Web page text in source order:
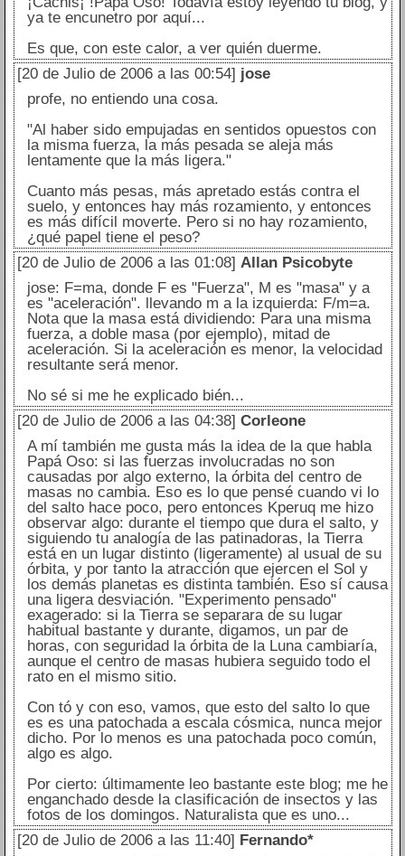
ya te encunetro por aquí...
Es que, con este calor, a ver quién duerme.
[20 de Julio de 2006 a las 00:54] jose
profe, no entiendo una cosa.
"Al haber sido empujadas en sentidos opuestos con
la misma fuerza, la más pesada se aleja más
lentamente que la más ligera."
Cuanto más pesas, más apretado estás contra el
suelo, y entonces hay más rozamiento, y entonces
es más difícil moverte. Pero si no hay rozamiento,
¿qué papel tiene el peso?
[20 de Julio de 2006 a las 01:08] Allan Psicobyte
jose: F=ma, donde F es "Fuerza", M es "masa" y a
es "aceleración". llevando m a la izquierda: F/m=a.
Nota que la masa está dividiendo: Para una misma
fuerza, a doble masa (por ejemplo), mitad de
aceleración. Si la aceleración es menor, la velocidad
resultante será menor.
No sé si me he explicado bién...
[20 de Julio de 2006 a las 04:38] Corleone
A mí también me gusta más la idea de la que habla
Papá Oso: si las fuerzas involucradas no son
causadas por algo externo, la órbita del centro de
masas no cambia. Eso es lo que pensé cuando vi lo
del salto hace poco, pero entonces Kperuq me hizo
observar algo: durante el tiempo que dura el salto, y
siguiendo tu analogía de las patinadoras, la Tierra
está en un lugar distinto (ligeramente) al usual de su
órbita, y por tanto la atracción que ejercen el Sol y
los demás planetas es distinta también. Eso sí causa
una ligera desviación. "Experimento pensado"
exagerado: si la Tierra se separara de su lugar
habitual bastante y durante, digamos, un par de
horas, con seguridad la órbita de la Luna cambiaría,
aunque el centro de masas hubiera seguido todo el
rato en el mismo sitio.
Con tó y con eso, vamos, que esto del salto lo que
es es una patochada a escala cósmica, nunca mejor
dicho. Por lo menos es una patochada poco común,
algo es algo.
Por cierto: últimamente leo bastante este blog; me he
enganchado desde la clasificación de insectos y las
fotos de los domingos. Naturalista que es uno...
[20 de Julio de 2006 a las 11:40] Fernando*